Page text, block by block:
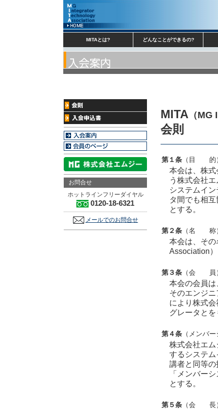
MITAとは? どんなことができるの?
お問合せ
ホットラインフリーダイヤル
0120-18-6321
メールでのお問合せ
MITA （
会則
第１条 （目 的
本会は、株
う株式会社
システムイ
タ間でも相
とする。
第２条 （名 称
本会は、その
Association
第３条 （会 員
本会の会員
そのエンジ
により株式
グレータと
第４条 （メンバ
株式会社エ
するシステ
講者と同等
「メンバー
とする。
第５条 （会 長